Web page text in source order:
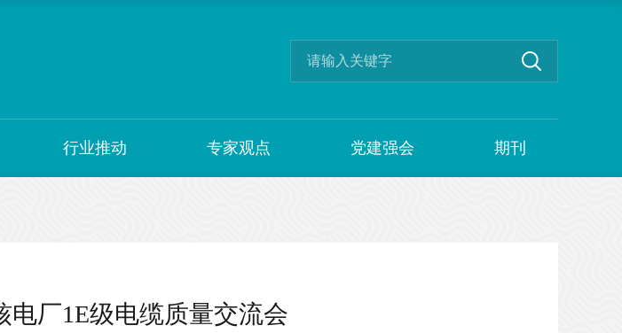
行业推动 专家观点 党建强会 期刊
厂1E级电缆质量交流会